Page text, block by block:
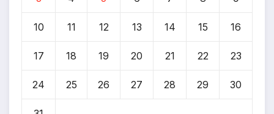
10 11 12 13 14 15 16
17 18 19 20 21 22 23
24 25 26 27 28 29 30